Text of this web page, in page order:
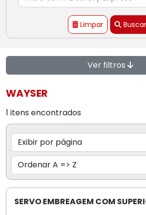
Limpar Buscar
Ver filtros
WAYSER
1 itens encontrados
SERVO EMBREAGEM COM